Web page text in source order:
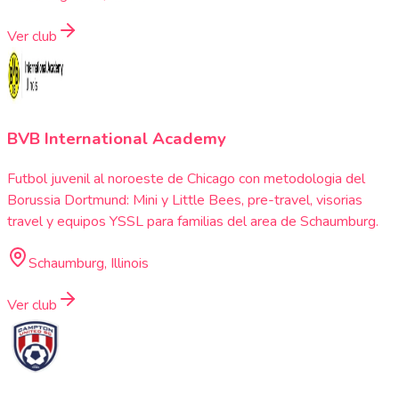
Ver club
BVB International Academy
Futbol juvenil al noroeste de Chicago con metodologia del
Borussia Dortmund: Mini y Little Bees, pre-travel, visorias
travel y equipos YSSL para familias del area de Schaumburg.
Schaumburg, Illinois
Ver club